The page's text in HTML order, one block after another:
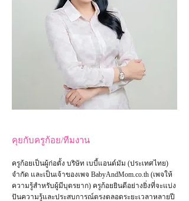
คุยกับครูก้อย/ทีมงาน
ครูก้อยเป็นผู้ก่อตั้ง บริษัท เบบี้แอนด์มัม (ประเทศไทย)
จำกัด และเป็นเจ้าของเพจ BabyAndMom.co.th (เพจให้
ความรู้สำหรับผู้มีบุตรยาก) ครูก้อยยินดีอย่างยิ่งที่จะแบ่ง
ปันความรู้และประสบการณ์ตรงตลอดระยะเวลาหลายปี